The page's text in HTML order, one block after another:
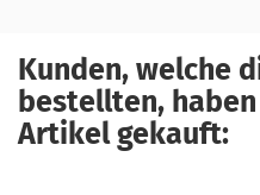
Kunden, welche
bestellten,
Artikel gekauft: